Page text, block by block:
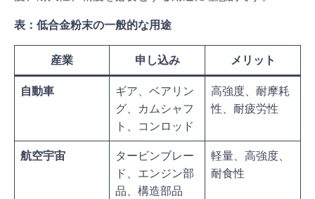
表：低合金粉末の一般的な用途
産業 申し込み メリット
自動車
ギア、ベアリン
グ、カムシャフ
ト、コンロッド
高強度、耐摩耗
性、耐疲労性
航空宇宙
タービンブレー
ド、エンジン部
品、構造部品
軽量、高強度、
耐食性